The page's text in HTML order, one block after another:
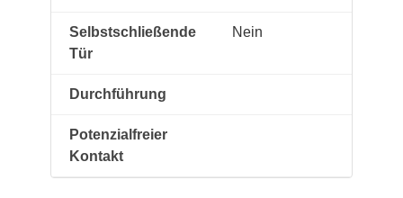
Selbstschließende
Tür
Nein
Durchführung
Potenzialfreier
Kontakt